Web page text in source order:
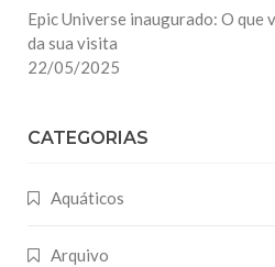
Epic Universe inaugurado: O que
da sua visita
22/05/2025
CATEGORIAS
Aquáticos
Arquivo